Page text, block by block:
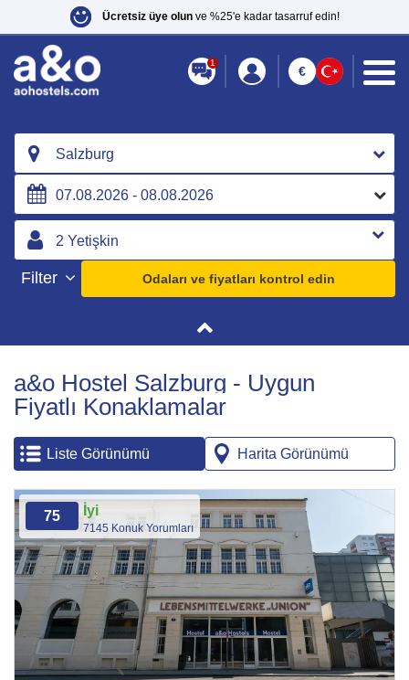
Ücretsiz üye olun ve %25'e kadar tasarruf edin!
1
€
Salzburg
Filter Odaları ve fiyatları kontrol edin
a&o Hostel Salzburg - Uygun
Fiyatlı Konaklamalar
Liste Görünümü Harita Görünümü
75 İyi
7145 Konuk Yorumları